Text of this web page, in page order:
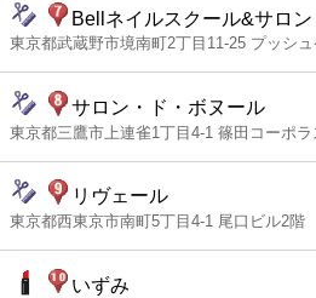
Bellネイルスクール&サロン
東京都武蔵野市境南町2丁目11-25 プッシ
サロン・ド・ボヌール
東京都三鷹市上連雀1丁目4-1 篠田コーポラ
リヴェール
東京都西東京市南町5丁目4-1 尾口ビル2階
いずみ